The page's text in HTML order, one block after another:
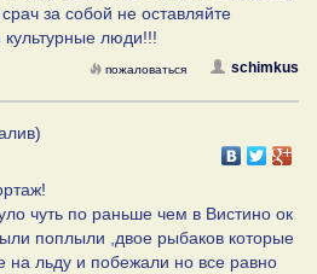
за собой не оставляйте
люди!!!
schimkus
пожаловаться
чуть по раньше чем в Вистино ок
поплыли ,двое рыбаков которые
на льду и побежали но все равно